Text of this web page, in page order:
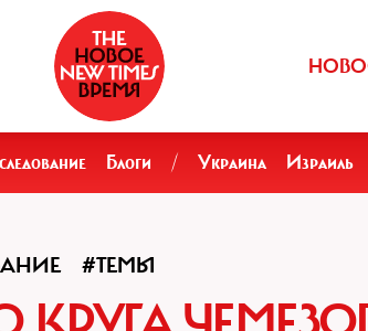
Блоги / Украина Израиль
#ТЕМЫ